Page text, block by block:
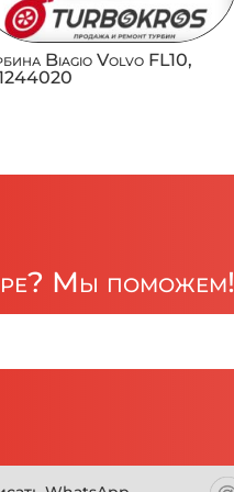
Biagio Volvo FL10,
Мы поможем!